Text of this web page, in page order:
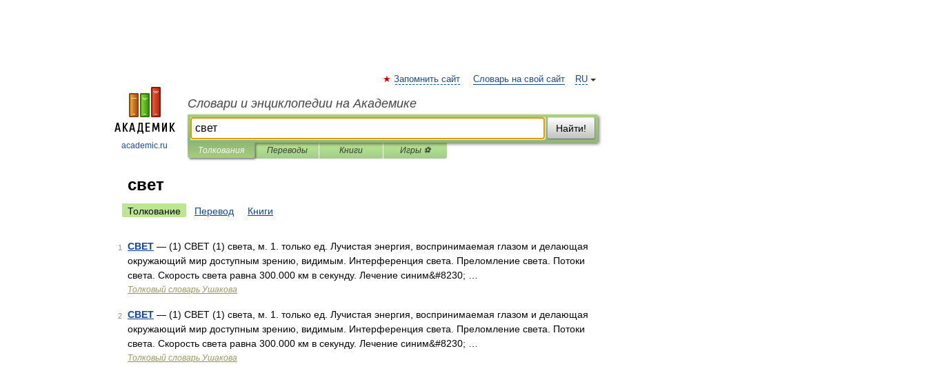
academic.ru
RU
Запомнить сайт Словарь на свой сайт
Словари и энциклопедии на Академике
Найти!
Толкования Переводы Книги Игры ⚽
свет
Толкование Перевод Книги
1 СВЕТ — (1) СВЕТ (1) света, м. 1. только ед. Лучистая энергия, воспринимаемая глазом и делающая
окружающий мир доступным зрению, видимым. Интерференция света. Преломление света. Потоки
света. Скорость света равна 300.000 км в секунду. Лечение синим&#8230; …
Толковый словарь Ушакова
2 СВЕТ — (1) СВЕТ (1) света, м. 1. только ед. Лучистая энергия, воспринимаемая глазом и делающая
окружающий мир доступным зрению, видимым. Интерференция света. Преломление света. Потоки
света. Скорость света равна 300.000 км в секунду. Лечение синим&#8230; …
Толковый словарь Ушакова